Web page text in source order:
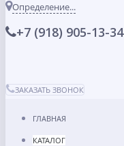
Определение...
+7 (918) 905-13-34
ЗАКАЗАТЬ ЗВОНОК
ГЛАВНАЯ
КАТАЛОГ